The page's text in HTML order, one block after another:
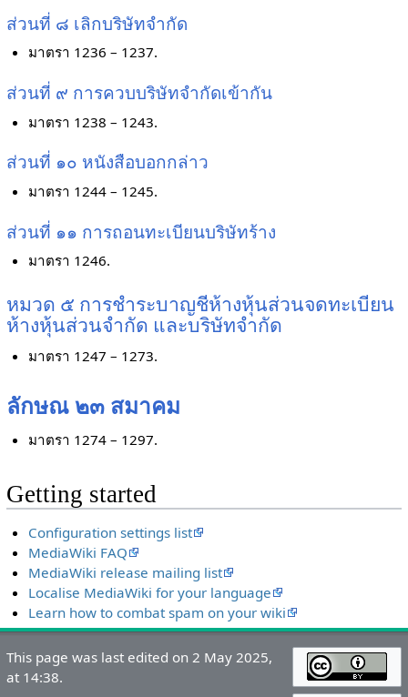
ส่วนที่ ๘ เลิกบริษัทจำกัด
มาตรา 1236 – 1237.
ส่วนที่ ๙ การควบบริษัทจำกัดเข้ากัน
มาตรา 1238 – 1243.
ส่วนที่ ๑๐ หนังสือบอกกล่าว
มาตรา 1244 – 1245.
ส่วนที่ ๑๑ การถอนทะเบียนบริษัทร้าง
มาตรา 1246.
หมวด ๕ การชำระบาญชีห้างหุ้นส่วนจดทะเบียน
ห้างหุ้นส่วนจำกัด และบริษัทจำกัด
มาตรา 1247 – 1273.
ลักษณ ๒๓ สมาคม
มาตรา 1274 – 1297.
Getting started
Configuration settings list
MediaWiki FAQ
MediaWiki release mailing list
Localise MediaWiki for your language
Learn how to combat spam on your wiki
This page was last edited on 2 May 2025,
at 14:38.